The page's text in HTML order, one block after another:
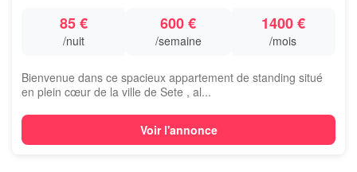
85 €
/nuit
600 €
/semaine
1400 €
/mois
Bienvenue dans ce spacieux appartement de standing situé
en plein cœur de la ville de Sete , al...
Voir l'annonce